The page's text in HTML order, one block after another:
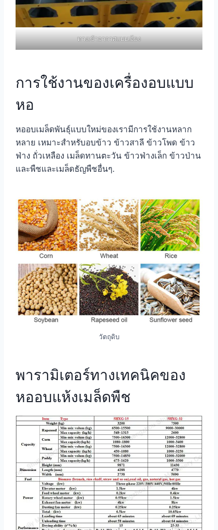
ทางเข้าอากาศแบบเอียง
การใช้งานของเครื่องอบแบบ
หอ
หออบเมล็ดพันธุ์แบบใหม่ของเรามีการใช้งานหลาก
หลาย เหมาะสำหรับอบข้าว ข้าวสาลี ข้าวโพด ข้าว
ฟ่าง ถั่วเหลือง เมล็ดทานตะวัน ข้าวฟ่างเล็ก ข้าวป่าน
และพืชและเมล็ดธัญพืชอื่นๆ.
วัตถุดิบ
พารามิเตอร์ทางเทคนิคของ
หออบแห้งเมล็ดพืช